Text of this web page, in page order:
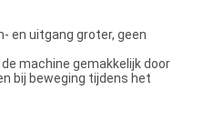
en uitgang groter, geen
machine gemakkelijk door
bij beweging tijdens het